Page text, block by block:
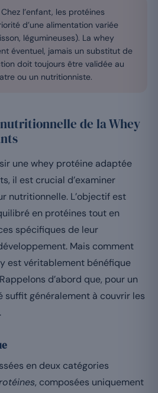
Chez l’enfant, les protéines
d’une alimentation variée
légumineuses). La whey
éventuel, jamais un substitut de
doit toujours être validée au
ou un nutritionniste.
de la Whey
une whey protéine adaptée
il est crucial d’examiner
nutritionnelle. L’objectif est
en protéines tout en
spécifiques de leur
Mais comment
est véritablement bénéfique
d’abord que, pour un
suffit généralement à couvrir les
.
en deux catégories
, composées uniquement